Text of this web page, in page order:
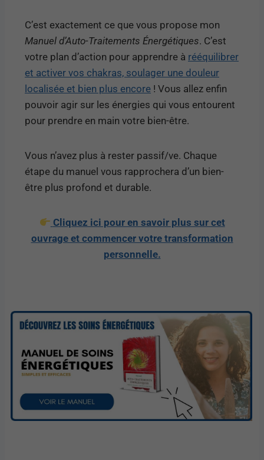
C’est exactement ce que vous propose mon
Manuel d’Auto-Traitements Énergétiques. C’est
votre plan d’action pour apprendre à rééquilibrer
et activer vos chakras, soulager une douleur
localisée et bien plus encore ! Vous allez enfin
pouvoir agir sur les énergies qui vous entourent
pour prendre en main votre bien-être.
Vous n’avez plus à rester passif/ve. Chaque
étape du manuel vous rapprochera d’un bien-
être plus profond et durable.
Cliquez ici pour en savoir plus sur cet
ouvrage et commencer votre transformation
personnelle.